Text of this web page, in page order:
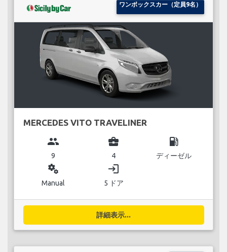
ワンボックスカー（定員9名）
MERCEDES VITO TRAVELINER
group
9
business_center
4
local_gas_station
ディーゼル
miscellaneous_services
Manual
login
5 ドア
詳細表示...